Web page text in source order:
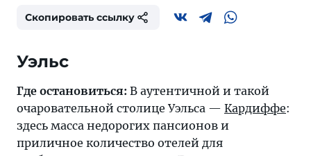
Скопировать ссылку
Уэльс
Где остановиться: В аутентичной и такой
очаровательной столице Уэльса — Кардиффе:
здесь масса недорогих пансионов и
приличное количество отелей для